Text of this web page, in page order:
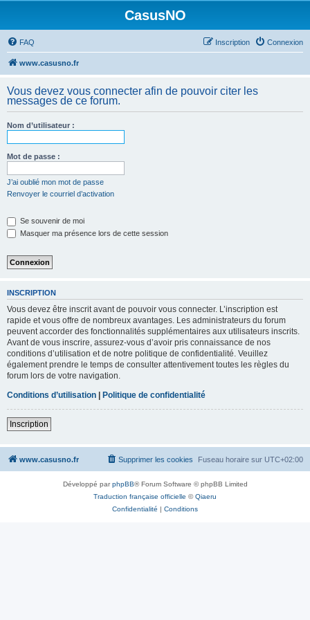
CasusNO
FAQ Connexion
Inscription
www.casusno.fr
Vous devez vous connecter afin de pouvoir citer les
messages de ce forum.
Nom d’utilisateur :
Mot de passe :
J’ai oublié mon mot de passe
Renvoyer le courriel d’activation
Se souvenir de moi
Masquer ma présence lors de cette session
INSCRIPTION
Vous devez être inscrit avant de pouvoir vous connecter. L’inscription est
rapide et vous offre de nombreux avantages. Les administrateurs du forum
peuvent accorder des fonctionnalités supplémentaires aux utilisateurs inscrits.
Avant de vous inscrire, assurez-vous d’avoir pris connaissance de nos
conditions d’utilisation et de notre politique de confidentialité. Veuillez
également prendre le temps de consulter attentivement toutes les règles du
forum lors de votre navigation.
Conditions d’utilisation | Politique de confidentialité
Inscription
www.casusno.fr Fuseau horaire sur UTC+02:00
Supprimer les cookies
Développé parphpBB® Forum Software © phpBB Limited
Traduction française officielle ©Qiaeru
Confidentialité | Conditions